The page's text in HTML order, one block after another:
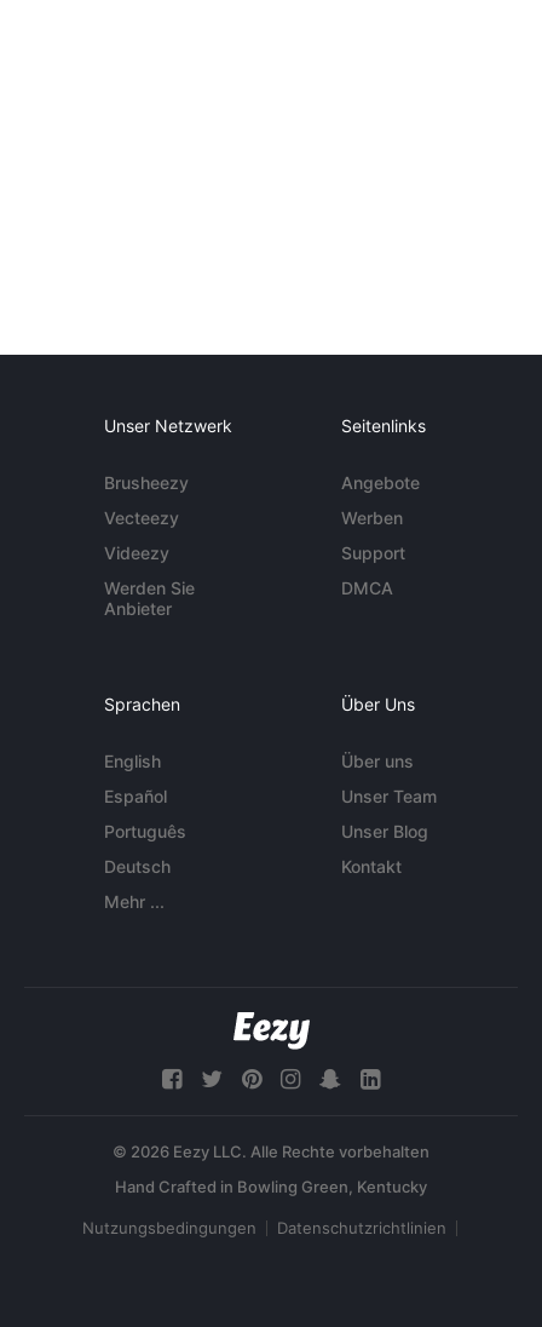
Unser Netzwerk
Brusheezy
Vecteezy
Videezy
Werden Sie
Anbieter
Seitenlinks
Angebote
Werben
Support
DMCA
Sprachen
English
Español
Português
Deutsch
Mehr ...
Über Uns
Über uns
Unser Team
Unser Blog
Kontakt
© 2026 Eezy LLC. Alle Rechte vorbehalten
Nutzungsbedingungen Datenschutzrichtlinien